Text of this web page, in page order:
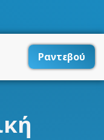
Ραντεβού